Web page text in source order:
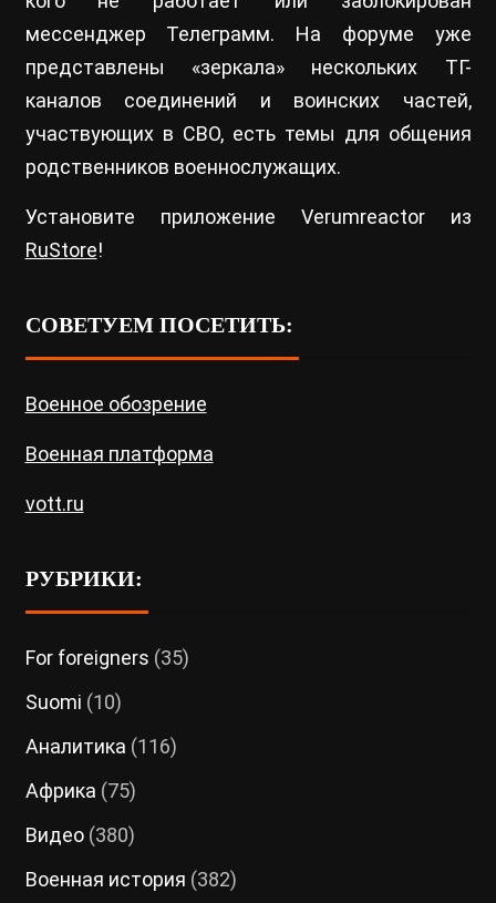
мессенджер Телеграмм. На форуме уже
представлены «зеркала» нескольких ТГ-
каналов соединений и воинских частей,
участвующих в СВО, есть темы для общения
родственников военнослужащих.
Установите приложение Verumreactor из
RuStore!
СОВЕТУЕМ ПОСЕТИТЬ:
Военное обозрение
Военная платформа
vott.ru
РУБРИКИ:
For foreigners (35)
Suomi (10)
Аналитика (116)
Африка (75)
Видео(380)
Военная история (382)